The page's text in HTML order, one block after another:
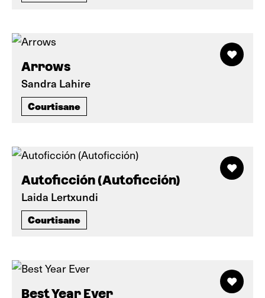
Arrows
Sandra Lahire
Courtisane
Autoficción (Autoficción)
Laida Lertxundi
Courtisane
Best Year Ever